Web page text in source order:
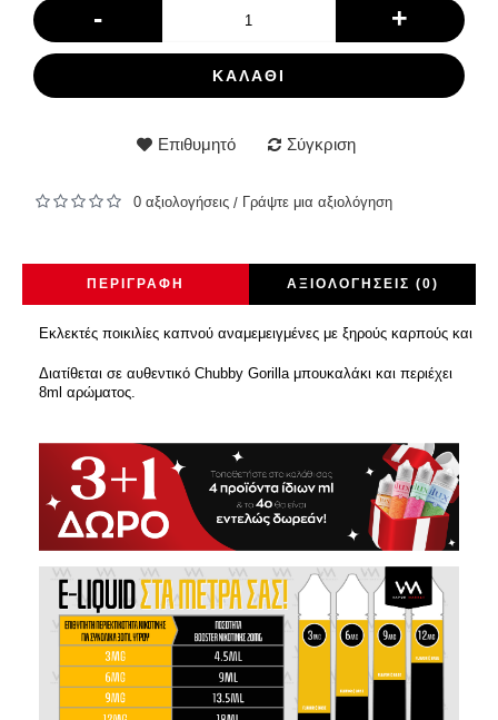
- +
ΚΑΛΆΘΙ
Επιθυμητό Σύγκριση
0 αξιολογήσεις / Γράψτε μια αξιολόγηση
ΠΕΡΙΓΡΑΦΉ ΑΞΙΟΛΟΓΉΣΕΙΣ (0)
Εκλεκτές ποικιλίες καπνού αναμεμειγμένες με ξηρούς καρπούς και
Διατίθεται σε αυθεντικό Chubby Gorilla μπουκαλάκι και περιέχει
8ml αρώματος.